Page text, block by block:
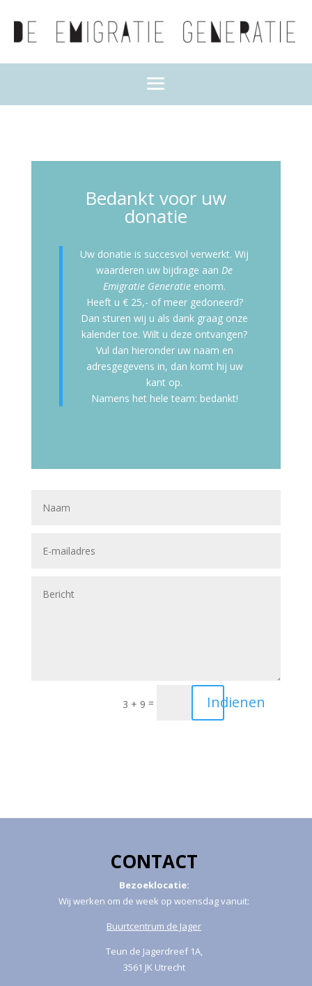
Bedankt voor uw
donatie
Uw donatie is succesvol verwerkt. Wij
waarderen uw bijdrage aanDe
Emigratie Generatie enorm.
Heeft u € 25,- of meer gedoneerd?
Dan sturen wij u als dank graag onze
kalender toe. Wilt u deze ontvangen?
Vul dan hieronder uw naam en
adresgegevens in, dan komt hij uw
kant op.
Namens het hele team: bedankt!
3 + 9 = Indienen
CONTACT
Bezoeklocatie:
Wij werken om de week op woensdag vanuit:
Buurtcentrum de Jager
Teun de Jagerdreef 1A,
3561 JK Utrecht